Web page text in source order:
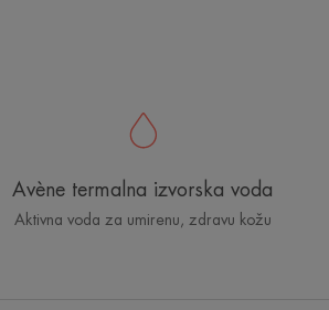
Avène termalna izvorska voda
Aktivna voda za umirenu, zdravu kožu